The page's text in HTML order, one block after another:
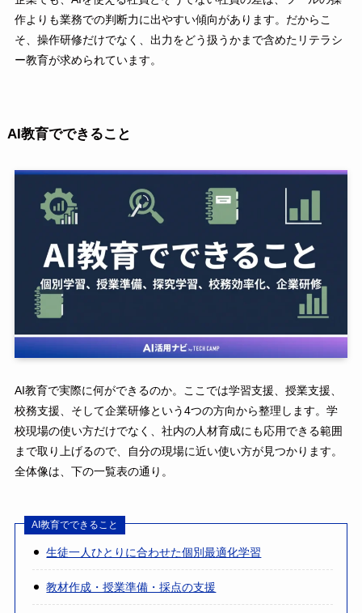
作よりも業務での判断力に出やすい傾向があります。だからこ
そ、操作研修だけでなく、出力をどう扱うかまで含めたリテラシ
ー教育が求められています。
AI教育でできること
AI教育で実際に何ができるのか。ここでは学習支援、授業支援、
校務支援、そして企業研修という4つの方向から整理します。学
校現場の使い方だけでなく、社内の人材育成にも応用できる範囲
まで取り上げるので、自分の現場に近い使い方が見つかります。
全体像は、下の一覧表の通り。
AI教育でできること
生徒一人ひとりに合わせた個別最適化学習
教材作成・授業準備・採点の支援